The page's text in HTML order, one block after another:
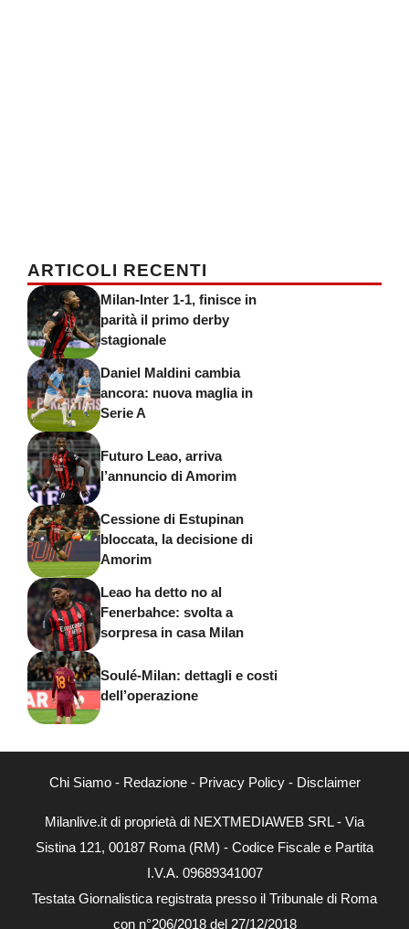
ARTICOLI RECENTI
Milan-Inter 1-1, finisce in
parità il primo derby
stagionale
Daniel Maldini cambia
ancora: nuova maglia in
Serie A
Futuro Leao, arriva
l’annuncio di Amorim
Cessione di Estupinan
bloccata, la decisione di
Amorim
Leao ha detto no al
Fenerbahce: svolta a
sorpresa in casa Milan
Soulé-Milan: dettagli e costi
dell’operazione
Chi Siamo- Redazione- Privacy Policy- Disclaimer
Milanlive.it di proprietà di NEXTMEDIAWEB SRL - Via
Sistina 121, 00187 Roma (RM) - Codice Fiscale e Partita
I.V.A. 09689341007
Testata Giornalistica registrata presso il Tribunale di Roma
con n°206/2018 del 27/12/2018